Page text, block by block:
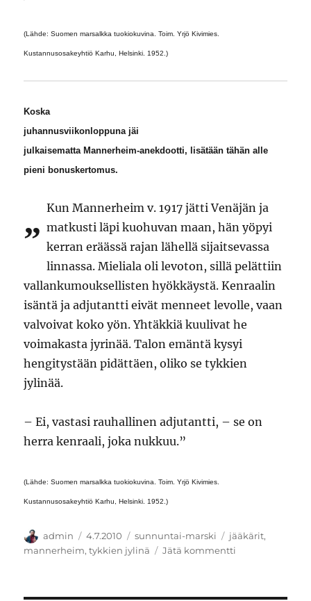
(Lähde: Suomen marsalkka tuokiokuvina. Toim. Yrjö Kivimies.
Kustannusosakeyhtiö Karhu, Helsinki. 1952.)
Koska
juhannusviikonloppuna jäi
julkaisematta Mannerheim-anekdootti, lisätään tähän alle
pieni bonuskertomus.
”
Kun Mannerheim v. 1917 jätti Venäjän ja
matkusti läpi kuohuvan maan, hän yöpyi
kerran eräässä rajan lähellä sijaitsevassa
linnassa. Mieliala oli levoton, sillä pelättiin
vallankumouksellisten hyökkäystä. Kenraalin
isäntä ja adjutantti eivät menneet levolle, vaan
valvoivat koko yön. Yhtäkkiä kuulivat he
voimakasta jyrinää. Talon emäntä kysyi
hengitystään pidättäen, oliko se tykkien
jylinää.
– Ei, vastasi rauhallinen adjutantti, – se on
herra kenraali, joka nukkuu.”
(Lähde: Suomen marsalkka tuokiokuvina. Toim. Yrjö Kivimies.
Kustannusosakeyhtiö Karhu, Helsinki. 1952.)
Kirjoittaja
admin Julkaistu
4.7.2010 Kategoriat
sunnuntai-marski Avainsanat
jääkärit,
mannerheim,tykkien jylinä Jätä kommentti